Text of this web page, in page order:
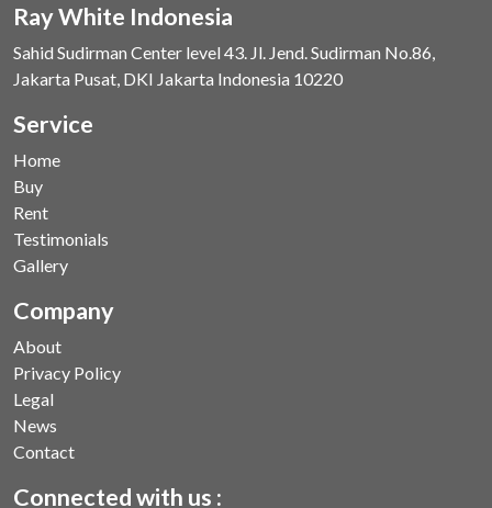
Ray White Indonesia
Sahid Sudirman Center level 43. Jl. Jend. Sudirman No.86,
Jakarta Pusat, DKI Jakarta Indonesia 10220
Service
Home
Buy
Rent
Testimonials
Gallery
Company
About
Privacy Policy
Legal
News
Contact
Connected with us :